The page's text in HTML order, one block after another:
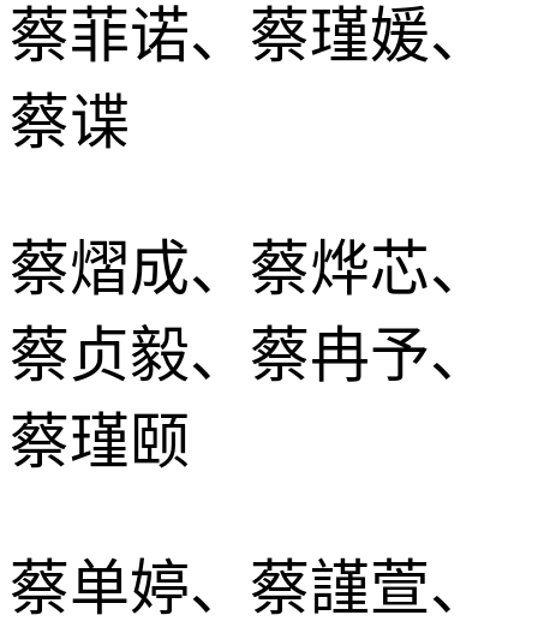
蔡菲诺、蔡瑾媛、
蔡谍
蔡熠成、蔡烨芯、
蔡贞毅、蔡冉予、
蔡瑾颐
蔡单婷、蔡謹萱、